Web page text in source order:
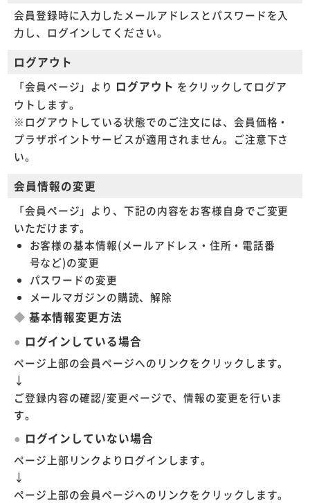
会員登録時に入力したメールアドレスとパスワードを入
力し、ログインしてください。
ログアウト
「会員ページ」より ログアウト をクリックしてログア
ウトします。
※ログアウトしている状態でのご注文には、会員価格・
プラザポイントサービスが適用されません。ご注意下さ
い。
会員情報の変更
「会員ページ」より、下記の内容をお客様自身でご変更
いただけます。
お客様の基本情報(メールアドレス・住所・電話番
号など)の変更
パスワードの変更
メールマガジンの購読、解除
基本情報変更方法
ログインしている場合
ページ上部の会員ページへのリンクをクリックします。
↓
ご登録内容の確認/変更ページで、情報の変更を行いま
す。
ログインしていない場合
ページ上部リンクよりログインします。
↓
ページ上部の会員ページへのリンクをクリックします。